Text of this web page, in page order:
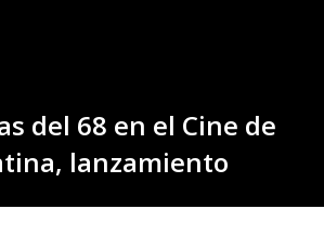
del 68 en el Cine de
lanzamiento